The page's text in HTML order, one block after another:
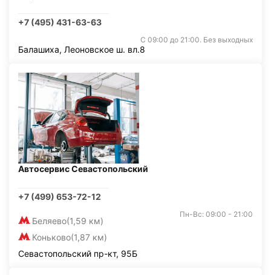
+7 (495) 431-63-63
С 09:00 до 21:00. Без выходных
Балашиха, Леоновское ш. вл.8
Автосервис Севастопольский
+7 (499) 653-72-12
Беляево(1,59 км)
Коньково(1,87 км)
Пн-Вс: 09:00 - 21:00
Севастопольский пр-кт, 95Б